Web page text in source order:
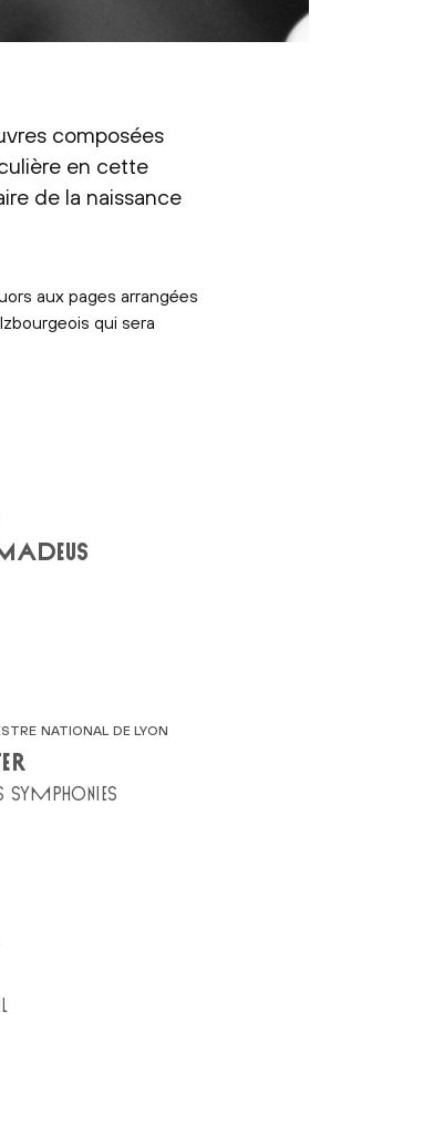
composées
en cette
de la naissance
aux pages arrangées
qui sera
NATIONAL DE LYON
SYMPHONIES